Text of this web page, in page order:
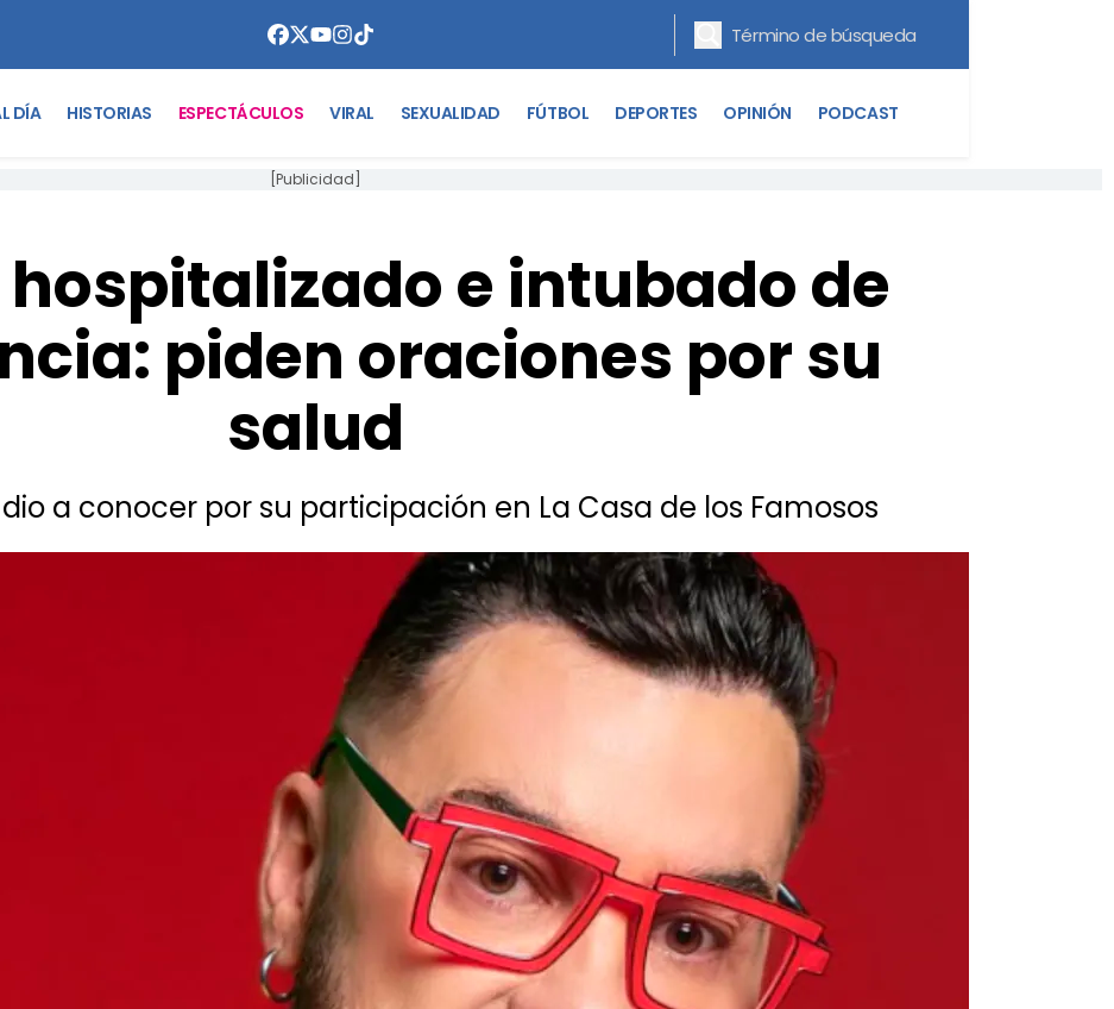
DÍA HISTORIAS ESPECTÁCULOS VIRAL SEXUALIDAD FÚTBOL DEPORTES OPINIÓN PODCAST
[Publicidad]
hospitalizado e intubado de
piden oraciones por su
salud
a conocer por su participación en La Casa de los Famosos